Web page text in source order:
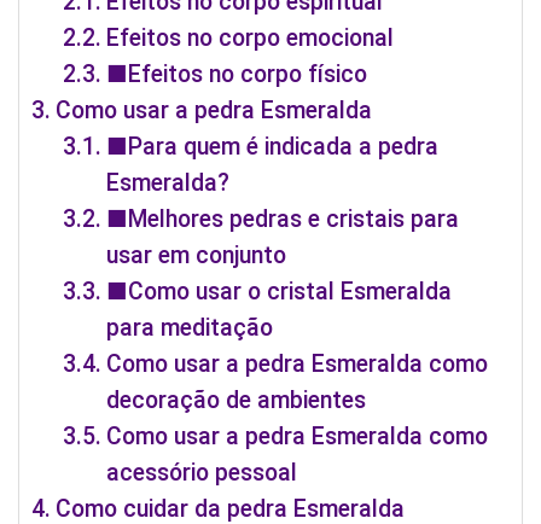
Efeitos no corpo emocional
■Efeitos no corpo físico
Como usar a pedra Esmeralda
■Para quem é indicada a pedra
Esmeralda?
■Melhores pedras e cristais para
usar em conjunto
■Como usar o cristal Esmeralda
para meditação
Como usar a pedra Esmeralda como
decoração de ambientes
Como usar a pedra Esmeralda como
acessório pessoal
Como cuidar da pedra Esmeralda